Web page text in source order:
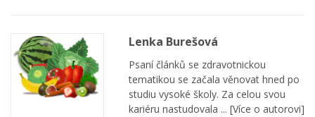
Lenka Burešová
Psaní článků se zdravotnickou
tematikou se začala věnovat hned po
studiu vysoké školy. Za celou svou
kariéru nastudovala ... [Více o autorovi]